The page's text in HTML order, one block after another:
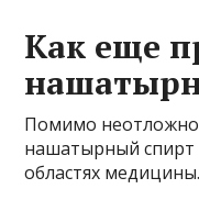
Как еще
Помимо
нашатырный спирт
областях медицины.